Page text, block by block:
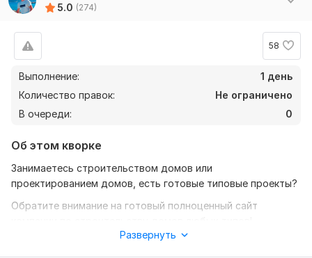
5.0 (274)
58
Выполнение:
1 день
Количество правок:
Не ограничено
В очереди:
0
Об этом кворке
Занимаетесь строительством домов или
проектированием домов, есть готовые типовые проекты?
Обратите внимание на готовый полноценный сайт
http://doma.sboxdemo.ru/
Развернуть